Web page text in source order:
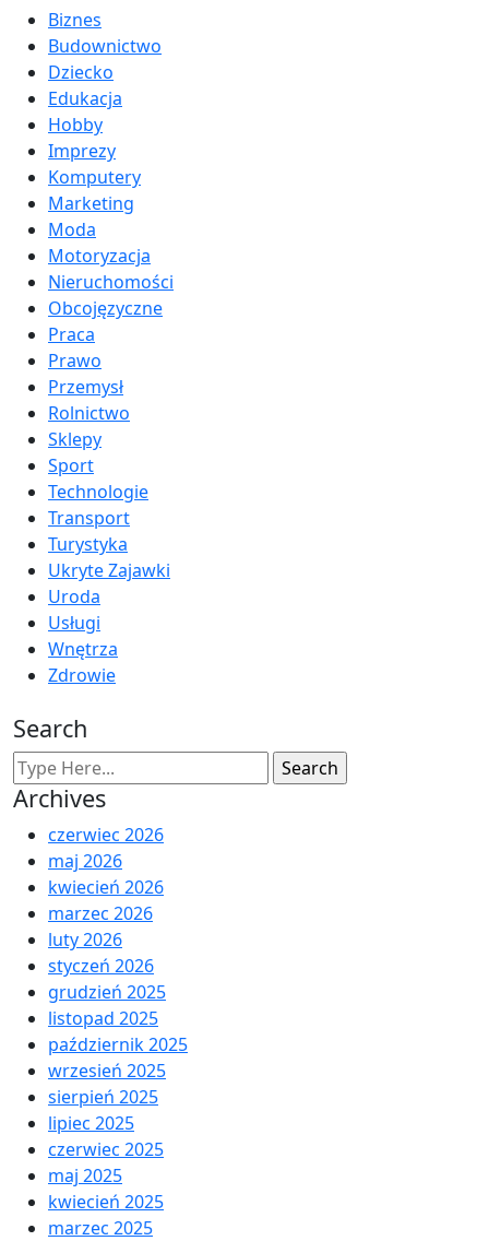
Biznes
Budownictwo
Dziecko
Edukacja
Hobby
Imprezy
Komputery
Marketing
Moda
Motoryzacja
Nieruchomości
Obcojęzyczne
Praca
Prawo
Przemysł
Rolnictwo
Sklepy
Sport
Technologie
Transport
Turystyka
Ukryte Zajawki
Uroda
Usługi
Wnętrza
Zdrowie
Search
Archives
czerwiec 2026
maj 2026
kwiecień 2026
marzec 2026
luty 2026
styczeń 2026
grudzień 2025
listopad 2025
październik 2025
wrzesień 2025
sierpień 2025
lipiec 2025
czerwiec 2025
maj 2025
kwiecień 2025
marzec 2025